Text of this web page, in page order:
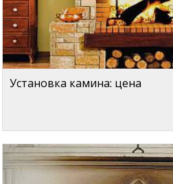
Установка камина: цена